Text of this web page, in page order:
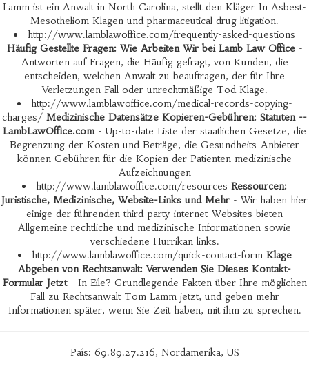
Lamm ist ein Anwalt in North Carolina, stellt den Kläger In Asbest-
Mesotheliom Klagen und pharmaceutical drug litigation.
http://www.lamblawoffice.com/frequently-asked-questions
Häufig Gestellte Fragen: Wie Arbeiten Wir bei Lamb Law Office-
Antworten auf Fragen, die Häufig gefragt, von Kunden, die
entscheiden, welchen Anwalt zu beauftragen, der für Ihre
Verletzungen Fall oder unrechtmäßige Tod Klage.
http://www.lamblawoffice.com/medical-records-copying-
charges/ Medizinische Datensätze Kopieren-Gebühren: Statuten --
LambLawOffice.com- Up-to-date Liste der staatlichen Gesetze, die
Begrenzung der Kosten und Beträge, die Gesundheits-Anbieter
können Gebühren für die Kopien der Patienten medizinische
Aufzeichnungen
http://www.lamblawoffice.com/resources Ressourcen:
Juristische, Medizinische, Website-Links und Mehr - Wir haben hier
einige der führenden third-party-internet-Websites bieten
Allgemeine rechtliche und medizinische Informationen sowie
verschiedene Hurrikan links.
http://www.lamblawoffice.com/quick-contact-form Klage
Abgeben von Rechtsanwalt: Verwenden Sie Dieses Kontakt-
Formular Jetzt- In Eile? Grundlegende Fakten über Ihre möglichen
Fall zu Rechtsanwalt Tom Lamm jetzt, und geben mehr
Informationen später, wenn Sie Zeit haben, mit ihm zu sprechen.
País: 69.89.27.216, Nordamerika, US